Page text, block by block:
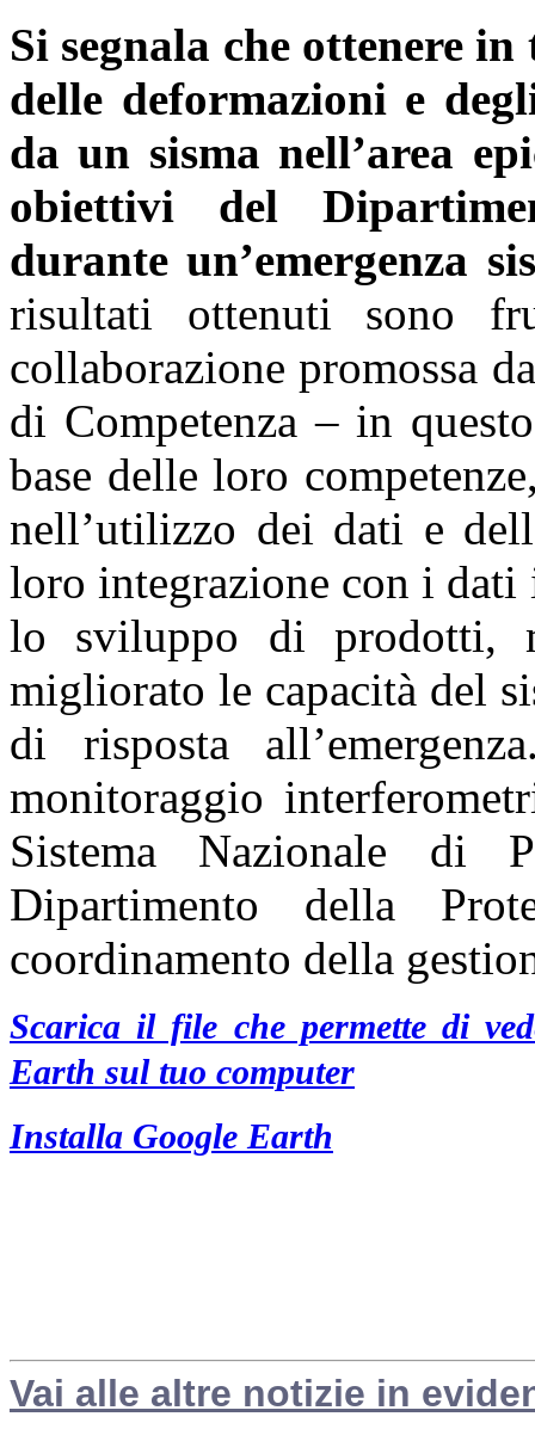
Si segnala che ottenere
delle deformazioni e
da un sisma nell’area
obiettivi del
durante un’emergenza
risultati ottenuti sono
collaborazione promossa
di Competenza – in
base delle loro
nell’utilizzo dei dati e
loro integrazione con i dati
lo sviluppo di prodotti,
migliorato le capacità del
di risposta
monitoraggio
Sistema Nazionale di
Dipartimento della
coordinamento della
Scarica il file che permette di
Earth sul tuo computer
Installa Google Earth
Vai alle altre notizie in